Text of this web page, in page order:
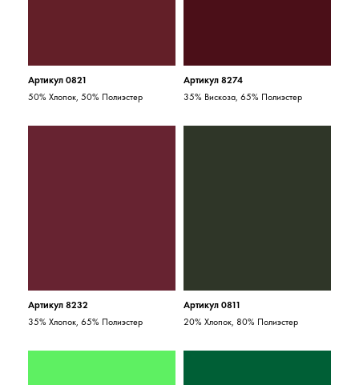
Артикул 0821
50% Хлопок, 50% Полиэстер
Артикул 8274
35% Вискоза, 65% Полиэстер
Артикул 8232
35% Хлопок, 65% Полиэстер
Артикул 0811
20% Хлопок, 80% Полиэстер